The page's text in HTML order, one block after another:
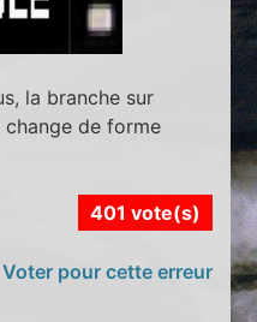
la branche sur
de forme
401 vote(s)
Voter pour cette erreur